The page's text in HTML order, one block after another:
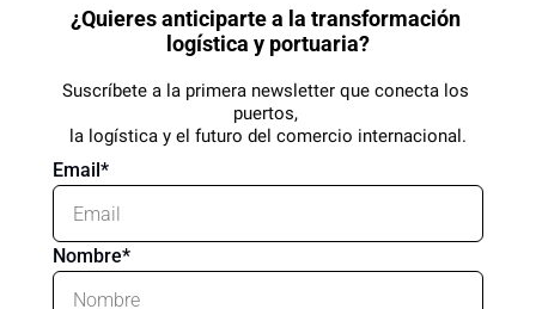
¿Quieres anticiparte a la transformación
logística y portuaria?
Suscríbete a la primera newsletter que conecta los
puertos,
la logística y el futuro del comercio internacional.
Email*
Nombre*